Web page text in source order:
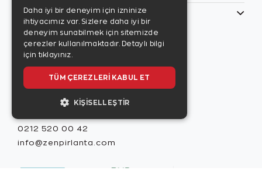
Bilgilerim
Son sayıyı
0212 520 00 42
info@zenpirlanta.com
Daha iyi bir deneyim için izninize
ihtiyacımız var. Sizlere daha iyi bir
deneyim sunabilmek için sitemizde
çerezler kullanılmaktadır. Detaylı bilgi
için tıklayınız.
TÜM ÇEREZLERI KABUL ET
KIŞISELLEŞTIR